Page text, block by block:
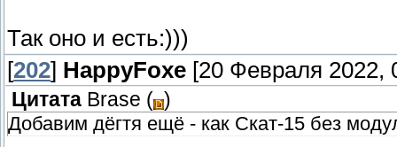
Так оно и есть:)))
[202] HappyFoxe [20 Февраля 2022,
Цитата Brase ( )
Добавим дёгтя ещё - как Скат-15 без